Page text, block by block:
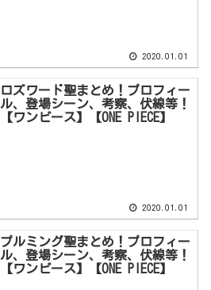
2020.01.01
ロズワード聖まとめ！プロフィー
ル、登場シーン、考察、伏線等！
【ワンピース】【ONE PIECE】
2020.01.01
プルミング聖まとめ！プロフィー
ル、登場シーン、考察、伏線等！
【ワンピース】【ONE PIECE】